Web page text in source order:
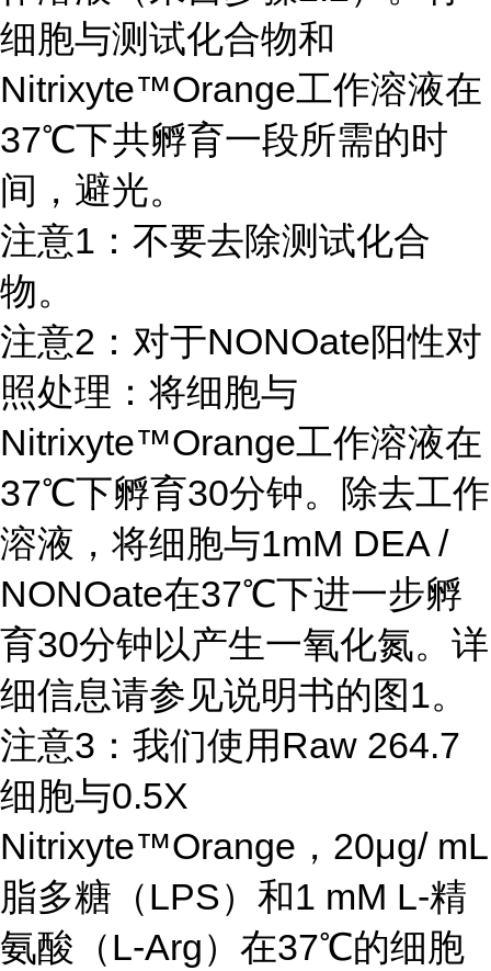
细胞与测试化合物和
Nitrixyte™Orange工作溶液在
37℃下共孵育一段所需的时
间，避光。
注意1：不要去除测试化合
物。
注意2：对于NONOate阳性对
照处理：将细胞与
Nitrixyte™Orange工作溶液在
37℃下孵育30分钟。除去工作
溶液，将细胞与1mM DEA /
NONOate在37℃下进一步孵
育30分钟以产生一氧化氮。详
细信息请参见说明书的图1。
注意3：我们使用Raw 264.7
细胞与0.5X
Nitrixyte™Orange，20μg/ mL
脂多糖（LPS）和1 mM L-精
氨酸（L-Arg）在37℃的细胞